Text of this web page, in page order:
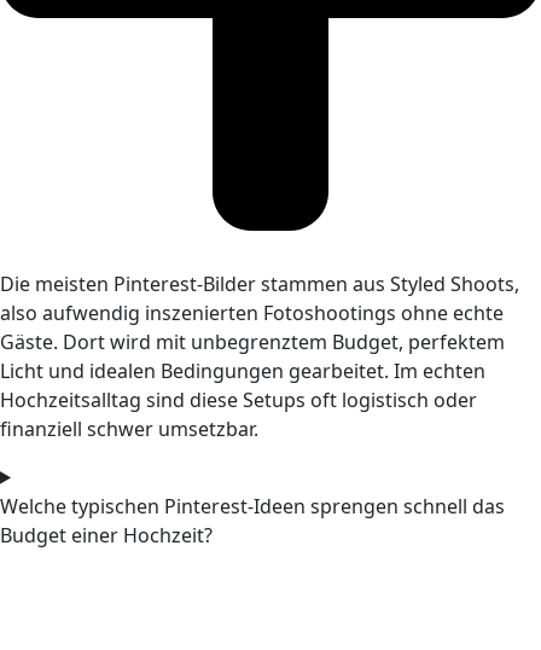
Die meisten Pinterest-Bilder stammen aus Styled Shoots,
also aufwendig inszenierten Fotoshootings ohne echte
Gäste. Dort wird mit unbegrenztem Budget, perfektem
Licht und idealen Bedingungen gearbeitet. Im echten
Hochzeitsalltag sind diese Setups oft logistisch oder
finanziell schwer umsetzbar.
Welche typischen Pinterest-Ideen sprengen schnell das
Budget einer Hochzeit?